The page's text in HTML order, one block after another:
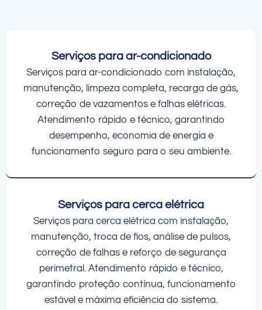
Serviços para ar-condicionado
Serviços para ar-condicionado com instalação,
manutenção, limpeza completa, recarga de gás,
correção de vazamentos e falhas elétricas.
Atendimento rápido e técnico, garantindo
desempenho, economia de energia e
funcionamento seguro para o seu ambiente.
Serviços para cerca elétrica
Serviços para cerca elétrica com instalação,
manutenção, troca de fios, análise de pulsos,
correção de falhas e reforço de segurança
perimetral. Atendimento rápido e técnico,
garantindo proteção contínua, funcionamento
estável e máxima eficiência do sistema.